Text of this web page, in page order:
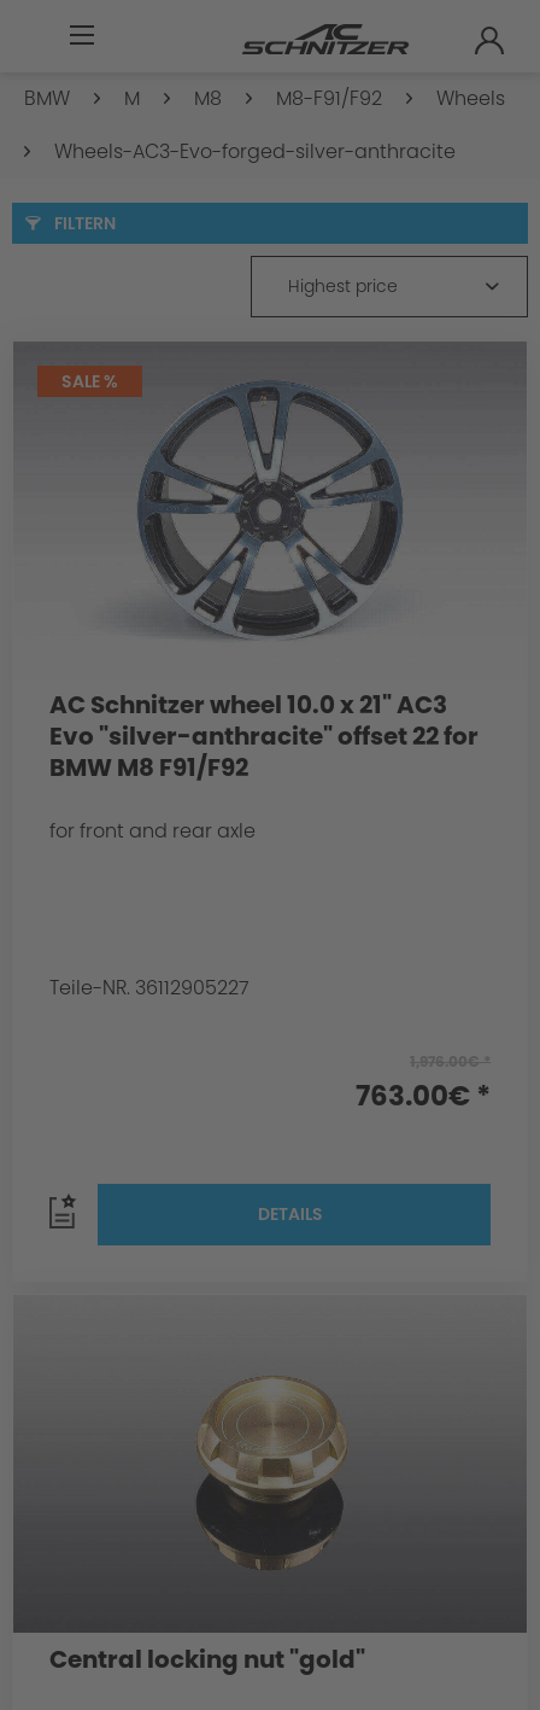
BMW M M8 M8-F91/F92
Wheels
Wheels-AC3-Evo-forged-silver-anthracite
FILTERN
Highest price
SALE %
AC Schnitzer wheel 10.0 x 21" AC3
Evo "silver-anthracite" offset 22 for
BMW M8 F91/F92
for front and rear axle
Teile-NR. 36112905227
763.00€ *
DETAILS
Central locking nut "gold"